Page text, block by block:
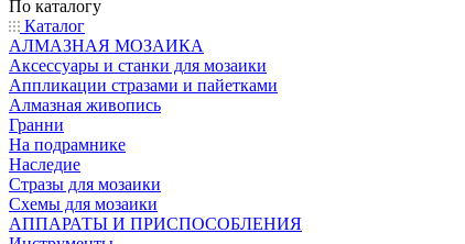
По каталогу
Каталог
АЛМАЗНАЯ МОЗАИКА
Аксессуары и станки для мозаики
Аппликации стразами и пайетками
Алмазная живопись
Гранни
На подрамнике
Наследие
Стразы для мозаики
Схемы для мозаики
АППАРАТЫ И ПРИСПОСОБЛЕНИЯ